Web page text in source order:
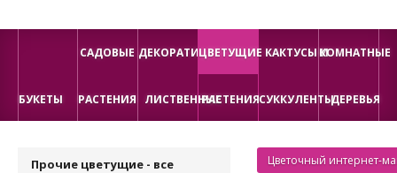
БУКЕТЫ
САДОВЫЕ
РАСТЕНИЯ
ДЕКОРАТИВНО-
ЛИСТВЕННЫЕ
ЦВЕТУЩИЕ
РАСТЕНИЯ
КАКТУСЫ И
СУККУЛЕНТЫ
КОМНАТНЫЕ
ДЕРЕВЬЯ
Прочие цветущие - все
Цветочный интернет-